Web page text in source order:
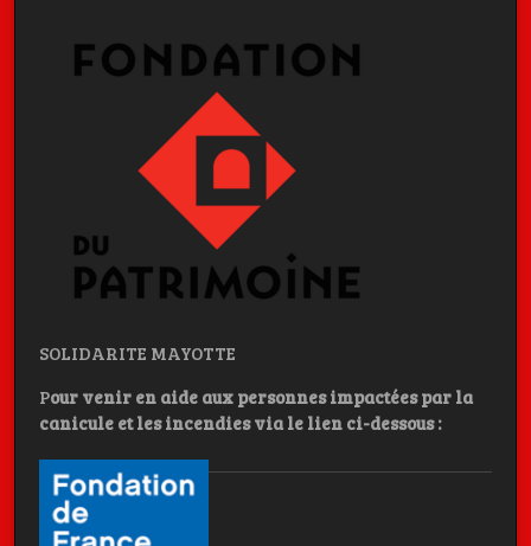
SOLIDARITE MAYOTTE
Pour venir en aide aux personnes impactées par la
canicule et les incendies via le lien ci-dessous :